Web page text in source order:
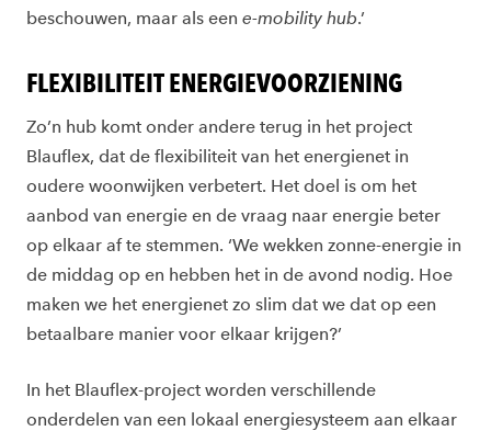
beschouwen, maar als een e-mobility hub.’
FLEXIBILITEIT ENERGIEVOORZIENING
Zo’n hub komt onder andere terug in het project
Blauflex, dat de flexibiliteit van het energienet in
oudere woonwijken verbetert. Het doel is om het
aanbod van energie en de vraag naar energie beter
op elkaar af te stemmen. ‘We wekken zonne-energie in
de middag op en hebben het in de avond nodig. Hoe
maken we het energienet zo slim dat we dat op een
betaalbare manier voor elkaar krijgen?’
In het Blauflex-project worden verschillende
onderdelen van een lokaal energiesysteem aan elkaar